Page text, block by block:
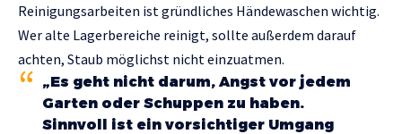
Reinigungsarbeiten ist gründliches Händewaschen wichtig.
Wer alte Lagerbereiche reinigt, sollte außerdem darauf
achten, Staub möglichst nicht einzuatmen.
„Es geht nicht darum, Angst vor jedem
Garten oder Schuppen zu haben.
Sinnvoll ist ein vorsichtiger Umgang